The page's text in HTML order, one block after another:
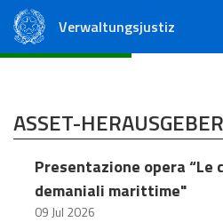
Verwaltungsjustiz
ASSET-HERAUSGEBER
Presentazione opera “Le
demaniali marittime"
09 Jul 2026